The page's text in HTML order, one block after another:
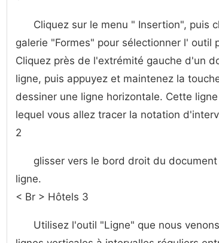
Cliquez sur le menu " Insertion", puis
galerie "Formes" pour sélectionner l'
Cliquez près de l'extrémité gauche d'un
ligne, puis appuyez et maintenez la
dessiner une ligne horizontale. Cette
lequel vous allez tracer la notation
2
glisser vers le bord droit du
ligne.
< Br > Hôtels 3
Utilisez l'outil "Ligne" que nous